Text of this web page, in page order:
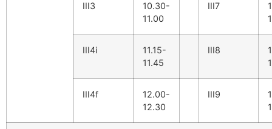
III3
10.30-
11.00
III7
III4i
11.15-
11.45
III8
III4f
12.00-
12.30
III9